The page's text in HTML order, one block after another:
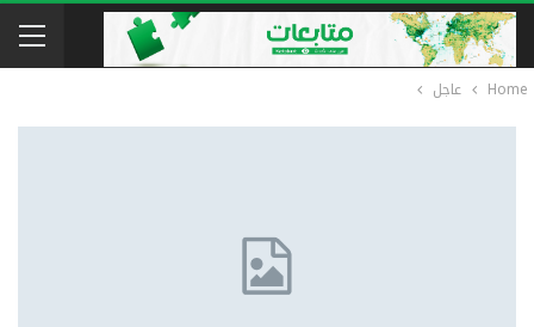
Home عاجل